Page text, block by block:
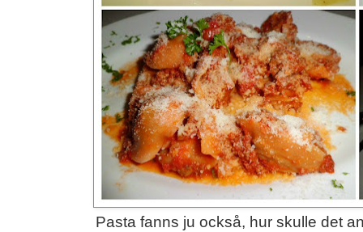
Pasta fanns ju också, hur skulle det